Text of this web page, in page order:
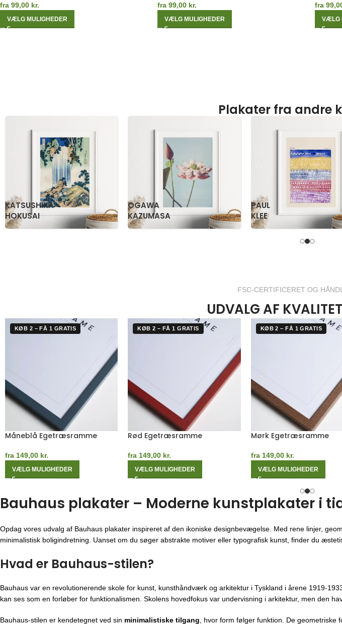
fra 99,00 kr.
VÆLG MULIGHEDER
fra 99,00 kr.
VÆLG MULIGHEDER
fra
VÆLG
Plakater fra andre
KATSUSHIKA
HOKUSAI
OGAWA
KAZUMASA
PAUL
KLEE
FSC-CERTIFICERET OG
UDVALG AF
KØB 2 – FÅ 1 GRATIS
Måneblå Egetræsramme
fra 149,00 kr.
VÆLG MULIGHEDER
KØB 2 – FÅ 1 GRATIS
Rød Egetræsramme
fra149,00 kr.
VÆLG MULIGHEDER
KØB 2 – FÅ 1 GRATIS
Mørk Egetræsramme
fra 149,00 kr.
VÆLG MULIGHEDER
Bauhaus plakater – Moderne kunstplakater i
Opdag vores udvalg af Bauhaus plakater inspireret af den ikoniske designbevægelse. Med rene linjer,
minimalistisk boligindretning. Uanset om du søger abstrakte motiver eller typografisk kunst, finder du
Hvad er Bauhaus-stilen?
Bauhaus var en revolutionerende skole for kunst, kunsthåndværk og arkitektur i Tyskland i årene 1919-
kan ses som en forløber for funktionalismen. Skolens hovedfokus var undervisning i arkitektur, men den
Bauhaus-stilen er kendetegnet ved sin minimalistiske tilgang, hvor form følger funktion. De